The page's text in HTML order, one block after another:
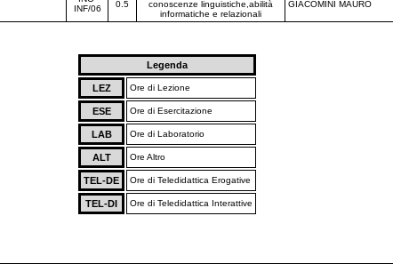
INF/06
0.5
conoscenze linguistiche,abilità
informatiche e relazionali
GIACOMINI MAURO
Legenda
LEZ Ore di Lezione
ESE Ore di Esercitazione
LAB Ore di Laboratorio
ALT Ore Altro
TEL-DE Ore di Teledidattica Erogative
TEL-DI Ore di Teledidattica Interattive